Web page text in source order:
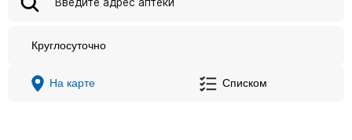
Круглосуточно
На карте Списком